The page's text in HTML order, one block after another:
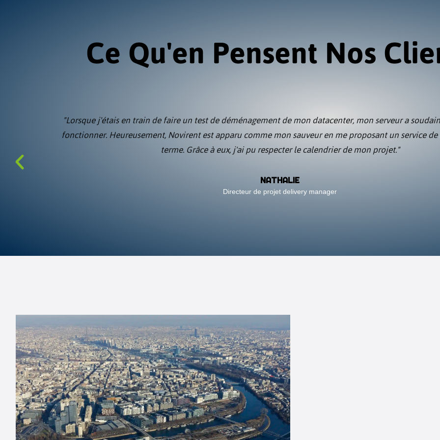
Ce Qu'en Pensent Nos
"Lorsque j'étais en train de faire un test de déménagement de mon datacenter, mon serveur a
fonctionner. Heureusement, Novirent est apparu comme mon sauveur en me proposant un service
terme. Grâce à eux, j'ai pu respecter le calendrier de mon projet."
NATHALIE
Directeur de projet delivery manager